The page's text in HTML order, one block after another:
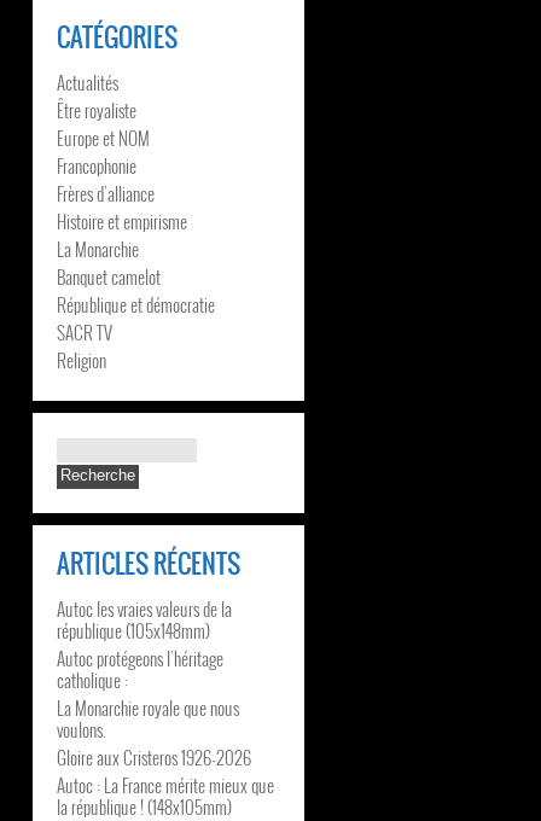
CATÉGORIES
Actualités
Être royaliste
Europe et NOM
Francophonie
Frères d’alliance
Histoire et empirisme
La Monarchie
Banquet camelot
République et démocratie
SACR TV
Religion
ARTICLES RÉCENTS
Autoc les vraies valeurs de la
république (105x148mm)
Autoc protégeons l’héritage
catholique :
La Monarchie royale que nous
voulons.
Gloire aux Cristeros 1926-2026
Autoc : La France mérite mieux que
la république ! (148x105mm)